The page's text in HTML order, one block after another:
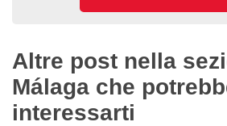
Altre post nella
Málaga che
interessarti